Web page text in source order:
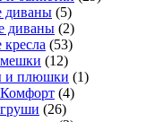
диваны (5)
диваны (2)
кресла (53)
(12)
и плюшки (1)
(4)
(26)